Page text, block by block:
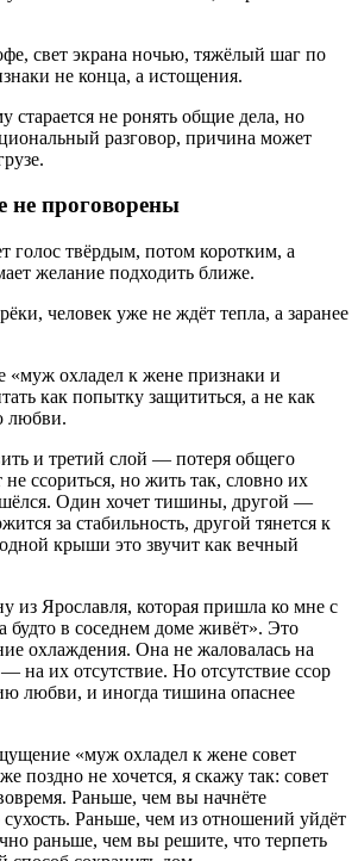
свет экрана ночью, тяжёлый шаг по
не конца, а истощения.
старается не ронять общие дела, но
разговор, причина может
проговорены
голос твёрдым, потом коротким, а
желание подходить ближе.
человек уже не ждёт тепла, а заранее
«муж охладел к жене признаки и
как попытку защититься, а не как
любви.
и третий слой — потеря общего
ссориться, но жить так, словно их
Один хочет тишины, другой —
за стабильность, другой тянется к
крыши это звучит как вечный
Ярославля, которая пришла ко мне с
будто в соседнем доме живёт». Это
охлаждения. Она не жаловалась на
на их отсутствие. Но отсутствие ссор
любви, и иногда тишина опаснее
«муж охладел к жене совет
поздно не хочется, я скажу так: совет
Раньше, чем вы начнёте
Раньше, чем из отношений уйдёт
раньше, чем вы решите, что терпеть